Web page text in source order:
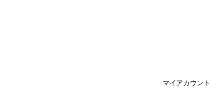
マイアカウント